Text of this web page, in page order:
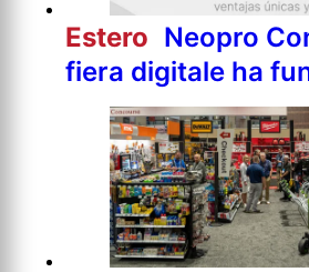
Estero Neopro
fiera digitale ha